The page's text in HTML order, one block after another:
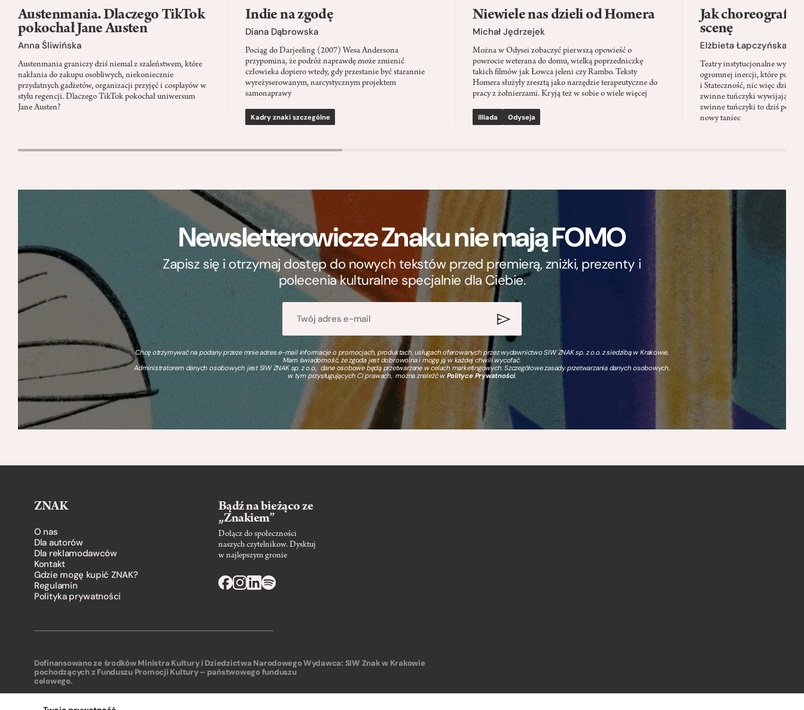
Austenmania. Dlaczego TikTok
pokochał Jane Austen
Anna Śliwińska
Austenmania graniczy dziś niemal z szaleństwem, które
nakłania do zakupu osobliwych, niekoniecznie
przydatnych gadżetów, organizacji przyjęć i cosplayów w
stylu regencji. Dlaczego TikTok pokochał uniwersum
Jane Austen?
Indie na zgodę
Diana Dąbrowska
Pociąg do Darjeeling (2007) Wesa Andersona
przypomina, że podróż naprawdę może zmienić
człowieka dopiero wtedy, gdy przestanie być starannie
wyreżyserowanym, narcystycznym projektem
samonaprawy
Kadry znaki szczególne
Niewiele nas dzieli od Homera
Michał Jędrzejek
Można w Odysei zobaczyć pierwszą opowieść o
powrocie weterana do domu, wielką poprzedniczkę
takich filmów jak Łowca jeleni czy Rambo. Teksty
Homera służyły zresztą jako narzędzie terapeutyczne do
pracy z żołnierzami. Kryją też w sobie o wiele więcej
Illiada Odyseja
Jak
scenę
Elżbieta Łapczyńska
Teatry instytucjonalne
ogromnej inercji, które ponad
i Stateczność, nic więc
zwinne tuńczyki wywijają
zwinne tuńczyki to dziś
nowy taniec
Newsletterowicze Znaku nie mają FOMO
Zapisz się i otrzymaj dostęp do nowych tekstów przed premierą, zniżki, prezenty i
polecenia kulturalne specjalnie dla Ciebie.
Chcę otrzymywać na podany przeze mnie adres e-mail informacje o promocjach, produktach, usługach oferowanych przez wydawnictwo SIW ZNAK sp. z o.o. z siedzibą w Krakowie.
Mam świadomość, że zgoda jest dobrowolna i mogę ją w każdej chwili wycofać.
Administratorem danych osobowych jest SIW ZNAK sp. z o.o., dane osobowe będą przetwarzane w celach marketingowych. Szczegółowe zasady przetwarzania danych osobowych,
w tym przysługujących Ci prawach, można znaleźć wPolityce Prywatności.
ZNAK
O nas
Dla autorów
Dla reklamodawców
Kontakt
Gdzie mogę kupić ZNAK?
Regulamin
Polityka prywatności
Bądź na bieżąco ze
„Znakiem”
Dołącz do społeczności
naszych czytelnikow. Dysktuj
w najlepszym gronie
Dofinansowano ze środków Ministra Kultury i Dziedzictwa Narodowego
pochodzących z Funduszu Promocji Kultury – państwowego funduszu
celowego.
Wydawca: SIW Znak w Krakowie